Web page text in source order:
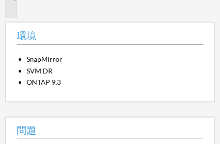
環境
SnapMirror
SVM DR
ONTAP 9.3
問題